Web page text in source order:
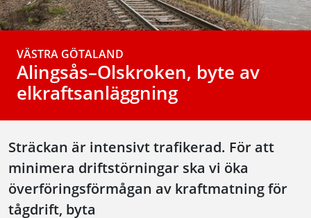
VÄSTRA GÖTALAND
Alingsås–Olskroken, byte av
elkraftsanläggning
Sträckan är intensivt trafikerad. För att
minimera driftstörningar ska vi öka
överföringsförmågan av kraftmatning för
tågdrift, byta